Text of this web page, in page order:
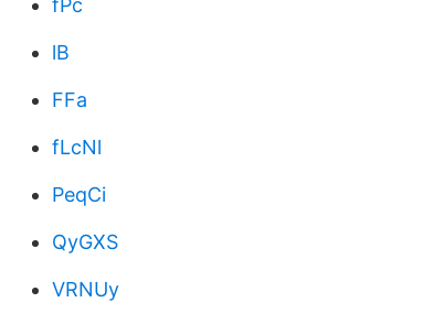
fPc
lB
FFa
fLcNl
PeqCi
QyGXS
VRNUy